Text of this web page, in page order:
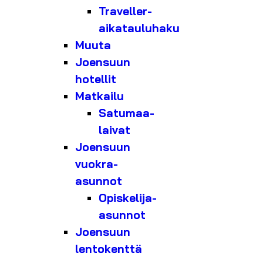
Traveller-
aikatauluhaku
Muuta
Joensuun
hotellit
Matkailu
Satumaa-
laivat
Joensuun
vuokra-
asunnot
Opiskelija-
asunnot
Joensuun
lentokenttä